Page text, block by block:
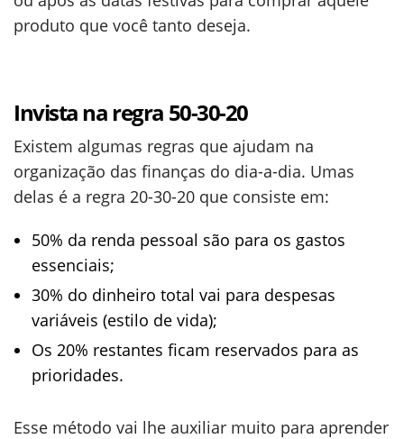
produto que você tanto deseja.
Invista na regra 50-30-20
Existem algumas regras que ajudam na
organização das finanças do dia-a-dia. Umas
delas é a regra 20-30-20 que consiste em:
50% da renda pessoal são para os gastos
essenciais;
30% do dinheiro total vai para despesas
variáveis (estilo de vida);
Os 20% restantes ficam reservados para as
prioridades.
Esse método vai lhe auxiliar muito para aprender